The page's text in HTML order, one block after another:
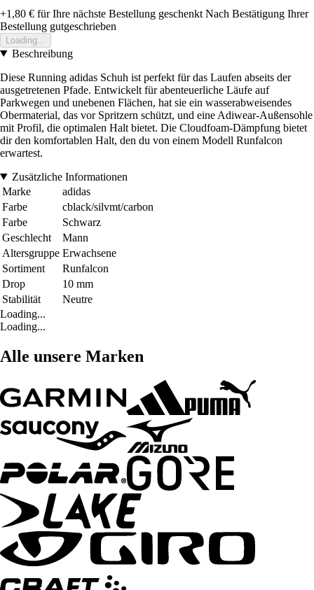
+1,80 € für Ihre nächste Bestellung geschenkt Nach Bestätigung Ihrer
Bestellung gutgeschrieben
Loading...
Beschreibung
Diese Running adidas Schuh ist perfekt für das Laufen abseits der
ausgetretenen Pfade. Entwickelt für abenteuerliche Läufe auf
Parkwegen und unebenen Flächen, hat sie ein wasserabweisendes
Obermaterial, das vor Spritzern schützt, und eine Adiwear-Außensohle
mit Profil, die optimalen Halt bietet. Die Cloudfoam-Dämpfung bietet
dir den komfortablen Halt, den du von einem Modell Runfalcon
erwartest.
Zusätzliche Informationen
Marke
adidas
Farbe
cblack/silvmt/carbon
Farbe
Schwarz
Geschlecht
Mann
Altersgruppe Erwachsene
Sortiment
Runfalcon
Drop
10 mm
Stabilität
Neutre
Loading...
Loading...
Alle unsere Marken